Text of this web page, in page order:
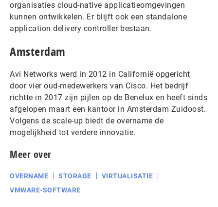
organisaties cloud-native applicatieomgevingen
kunnen ontwikkelen. Er blijft ook een standalone
application delivery controller bestaan.
Amsterdam
Avi Networks werd in 2012 in Californië opgericht
door vier oud-medewerkers van Cisco. Het bedrijf
richtte in 2017 zijn pijlen op de Benelux en heeft sinds
afgelopen maart een kantoor in Amsterdam Zuidoost.
Volgens de scale-up biedt de overname de
mogelijkheid tot verdere innovatie.
Meer over
OVERNAME STORAGE
VIRTUALISATIE
VMWARE-SOFTWARE